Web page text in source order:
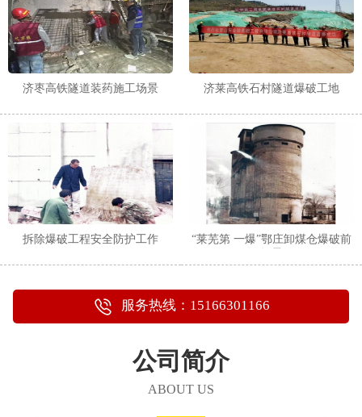
2
济枣高铁隧道装药施工场景 济莱高铁石村隧道爆破工地
拆除爆破工程安全防护工作
“莱芜第 一爆”鄂庄卸煤仓爆破前
服务热线：15166301166
公司简介
ABOUT US